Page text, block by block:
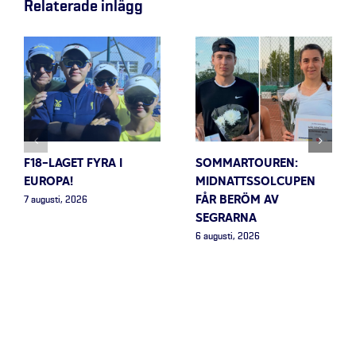
Relaterade inlägg
F18-LAGET FYRA I
EUROPA!
7 augusti, 2026
SOMMARTOUREN:
MIDNATTSSOLCUPEN
FÅR BERÖM AV
SEGRARNA
6 augusti, 2026